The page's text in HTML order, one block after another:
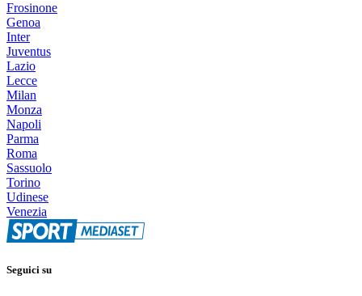
Frosinone
Genoa
Inter
Juventus
Lazio
Lecce
Milan
Monza
Napoli
Parma
Roma
Sassuolo
Torino
Udinese
Venezia
Seguici su